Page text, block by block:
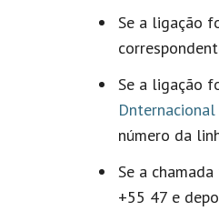
Se a ligação
Se a ligação
número da
Se a
+55 47 e